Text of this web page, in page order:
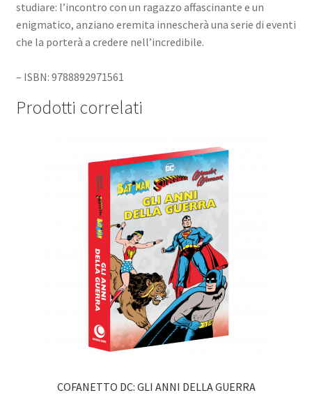
studiare: l’incontro con un ragazzo affascinante e un
enigmatico, anziano eremita innescherà una serie di eventi
che la porterà a credere nell’incredibile.
– ISBN: 9788892971561
Prodotti correlati
COFANETTO DC: GLI ANNI DELLA GUERRA